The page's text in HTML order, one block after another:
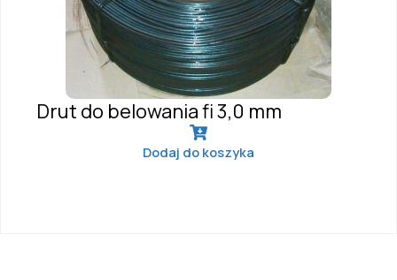
Drut do belowania fi 3,0 mm
Dodaj do koszyka